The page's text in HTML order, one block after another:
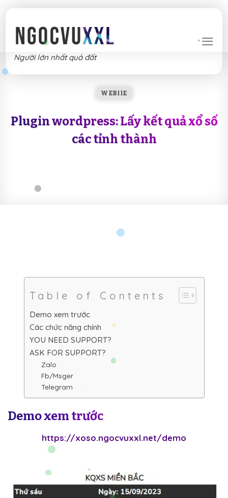
content
Người lớn nhất quả đất
WEBIIE
Plugin wordpress: Lấy kết quả xổ số
các tỉnh thành
Table of Contents
Demo xem trước
Các chức năng chính
YOU NEED SUPPORT?
ASK FOR SUPPORT?
Zalo
Fb/Msger
Telegram
Demo xem trước
https://xoso.ngocvuxxl.net/demo